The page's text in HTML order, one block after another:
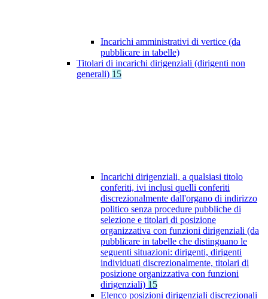
Incarichi amministrativi di vertice (da
pubblicare in tabelle)
Titolari di incarichi dirigenziali (dirigenti non
generali) 15
Incarichi dirigenziali, a qualsiasi titolo
conferiti, ivi inclusi quelli conferiti
discrezionalmente dall'organo di indirizzo
politico senza procedure pubbliche di
selezione e titolari di posizione
organizzativa con funzioni dirigenziali (da
pubblicare in tabelle che distinguano le
seguenti situazioni: dirigenti, dirigenti
individuati discrezionalmente, titolari di
posizione organizzativa con funzioni
dirigenziali) 15
Elenco posizioni dirigenziali discrezionali